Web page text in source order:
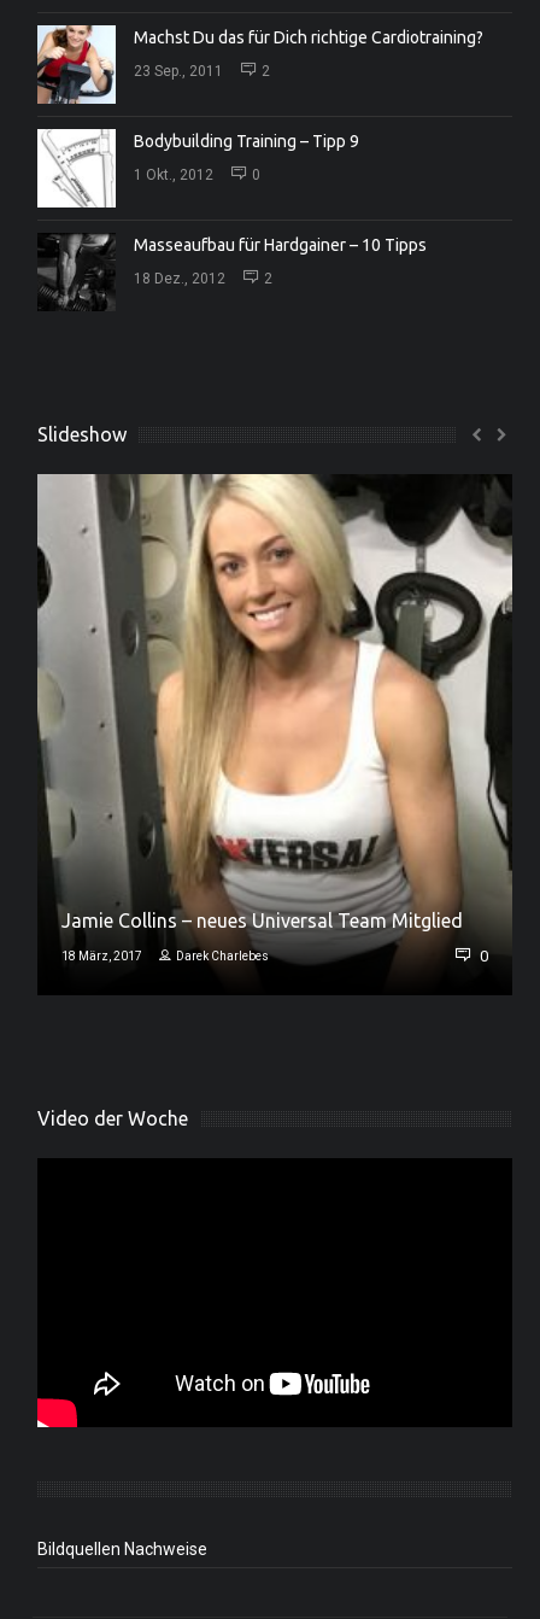
Machst Du das für Dich richtige Cardiotraining?
23 Sep., 2011 2
Bodybuilding Training – Tipp 9
1 Okt., 2012 0
Masseaufbau für Hardgainer – 10 Tipps
18 Dez., 2012 2
Slideshow
Jamie Collins – neues Universal Team Mitglied
18 März, 2017 Darek Charlebes 0
Video der Woche
Bildquellen Nachweise